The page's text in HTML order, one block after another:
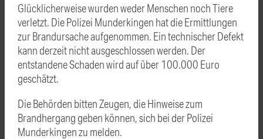
Glücklicherweise wurden weder Menschen noch Tiere
verletzt. Die Polizei Munderkingen hat die Ermittlungen
zur Brandursache aufgenommen. Ein technischer Defekt
kann derzeit nicht ausgeschlossen werden. Der
entstandene Schaden wird auf über 100.000 Euro
geschätzt.
Die Behörden bitten Zeugen, die Hinweise zum
Brandhergang geben können, sich bei der Polizei
Munderkingen zu melden.